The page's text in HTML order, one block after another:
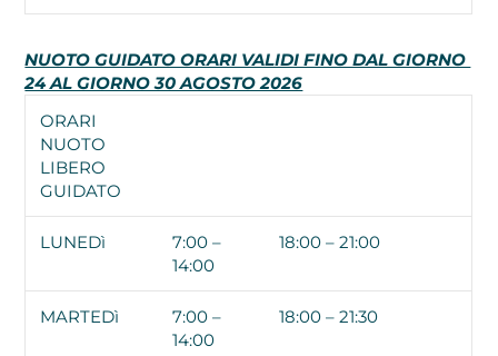
NUOTO GUIDATO ORARI VALIDI FINO DAL GIORNO
24 AL GIORNO 30 AGOSTO 2026
ORARI
NUOTO
LIBERO
GUIDATO
LUNEDì
7:00 –
14:00
18:00 – 21:00
MARTEDì
7:00 –
14:00
18:00 – 21:30